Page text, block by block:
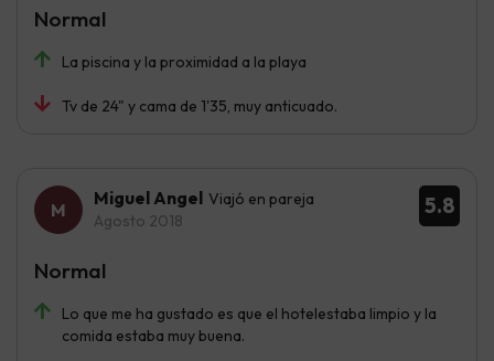
La piscina y la proximidad a la playa
Tv de 24" y cama de 1'35, muy anticuado.
Normal
5.8
Miguel Angel Viajó en pareja
Agosto 2018
Lo que me ha gustado es que el hotelestaba limpio y la
comida estaba muy buena.
Normal